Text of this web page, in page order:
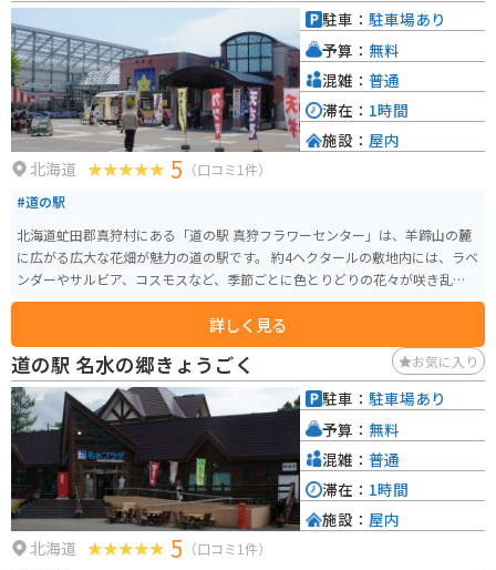
と食を満喫できるスポットです。
北海道 5 （口コミ1件）
#道の駅
北海道虻田郡真狩村にある「道の駅 真狩フラワーセンター」は、羊蹄山の麓
に広がる広大な花畑が魅力の道の駅です。 約4ヘクタールの敷地内には、ラベ
ンダーやサルビア、コスモスなど、季節ごとに色とりどりの花々が咲き乱れ、
訪れる人々の目を楽しませてくれます。 園内には、カフェやレストラン、地
元の特産品を販売するショップなどもあり、ドライブの休憩スポットとして
も最適です。 特に、地元産の野菜をふんだんに使った料理や、羊蹄山麓の湧
き水を使用したコーヒーはおすすめです。 バイクで訪れる場合、駐車場は広
く、休憩スペースもあるので安心です。 羊蹄山の絶景を眺めながら、色鮮や
かな花々に囲まれたひとときを過ごしてみてはいかがでしょうか。 【おすす
めポイント】 * 季節の花々を楽しめる広大な花畑 * 羊蹄山の絶景 * 地元産の
食材を使った料理や特産品 * バイク駐車場あり
詳しく見る
駐車： 駐車場あり
予算： 無料
混雑： 普通
滞在： 1時間
施設： 屋内
道の駅 名水の郷きょうごく お気に入り
北海道 5 （口コミ1件）
駐車： 駐車場あり
予算： 無料
混雑： 普通
滞在： 1時間
施設： 屋内